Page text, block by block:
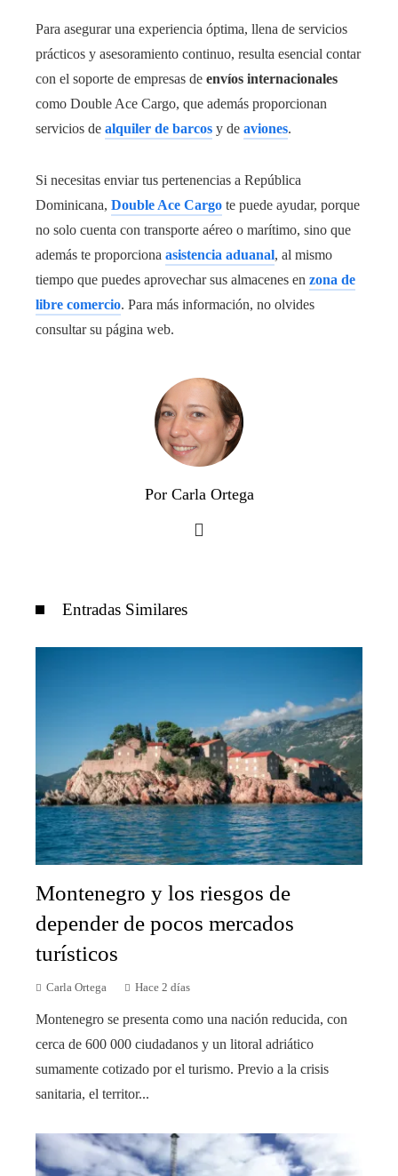
Para asegurar una experiencia óptima, llena de servicios
prácticos y asesoramiento continuo, resulta esencial contar
con el soporte de empresas de envíos internacionales
como Double Ace Cargo, que además proporcionan
servicios de alquiler de barcos y de aviones.
Si necesitas enviar tus pertenencias a República
Dominicana, Double Ace Cargo te puede ayudar, porque
no solo cuenta con transporte aéreo o marítimo, sino que
además te proporciona asistencia aduanal, al mismo
tiempo que puedes aprovechar sus almacenes en zona de
libre comercio. Para más información, no olvides
consultar su página web.
Por Carla Ortega
Entradas Similares
Montenegro y los riesgos de
depender de pocos mercados
turísticos
Carla Ortega Hace 2 días
Montenegro se presenta como una nación reducida, con
cerca de 600 000 ciudadanos y un litoral adriático
sumamente cotizado por el turismo. Previo a la crisis
sanitaria, el territor...